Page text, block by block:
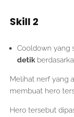
Skill 2
Cooldown yang
detik
Melihat nerf yang
membuat hero
Hero tersebut